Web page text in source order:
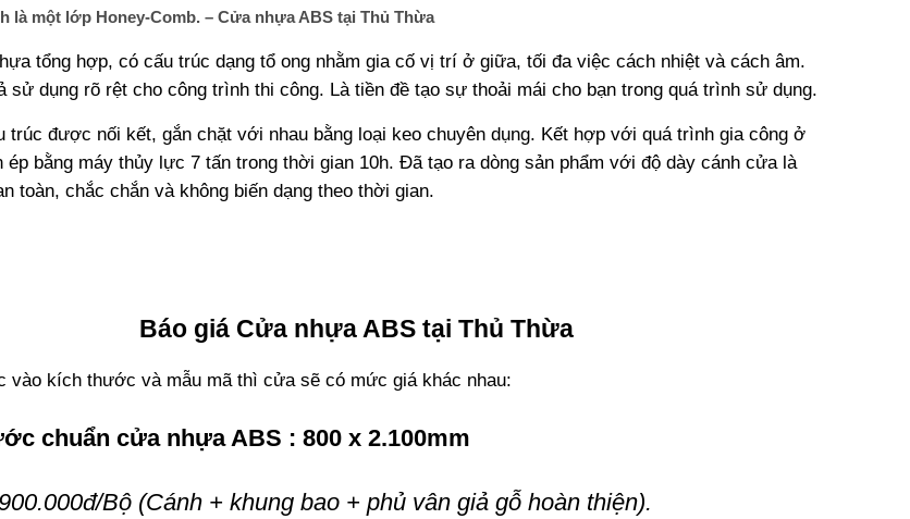
là một lớp Honey-Comb.– Cửa nhựa ABS tại Thủ Thừa
tổng hợp, có cấu trúc dạng tổ ong nhằm gia cố vị trí ở giữa, tối đa việc cách nhiệt và cách âm.
sử dụng rõ rệt cho công trình thi công. Là tiền đề tạo sự thoải mái cho bạn trong quá trình sử dụng.
trúc được nối kết, gắn chặt với nhau bằng loại keo chuyên dụng. Kết hợp với quá trình gia công ở
ép bằng máy thủy lực 7 tấn trong thời gian 10h. Đã tạo ra dòng sản phẩm với độ dày cánh cửa là
toàn, chắc chắn và không biến dạng theo thời gian.
Báo giá Cửa nhựa ABS tại Thủ Thừa
vào kích thước và mẫu mã thì cửa sẽ có mức giá khác nhau:
chuẩn cửa nhựa ABS : 800 x 2.100mm
Bộ (Cánh + khung bao + phủ vân giả gỗ hoàn thiện).